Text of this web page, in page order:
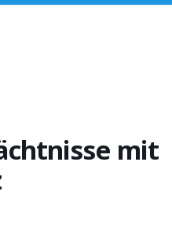
mit